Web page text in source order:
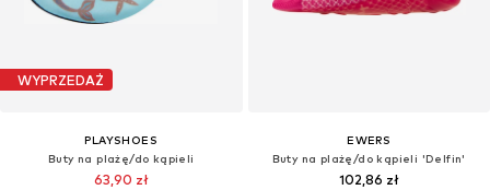
WYPRZEDAŻ
PLAYSHOES
Buty na plażę/do kąpieli
63,90 zł
EWERS
Buty na plażę/do kąpieli 'Delfin'
102,86 zł